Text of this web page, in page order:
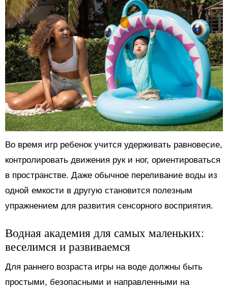
Во время игр ребенок учится удерживать равновесие,
контролировать движения рук и ног, ориентироваться
в пространстве. Даже обычное переливание воды из
одной емкости в другую становится полезным
упражнением для развития сенсорного восприятия.
Водная академия для самых маленьких:
веселимся и развиваемся
Для раннего возраста игры на воде должны быть
простыми, безопасными и направленными на